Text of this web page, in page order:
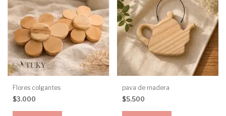
Flores colgantes
$3.000
pava de madera
$5.500